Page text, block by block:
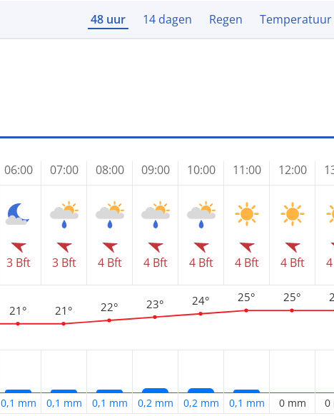
48 uur 14 dagen Regen Temperatuur
06:00
3 Bft
21°
0,1 mm
07:00
3 Bft
21°
0,1 mm
08:00
4 Bft
22°
0,1 mm
09:00
4 Bft
23°
0,2 mm
10:00
4 Bft
24°
0,2 mm
11:00
4 Bft
25°
0,1 mm
12:00
4 Bft
25°
0 mm 0